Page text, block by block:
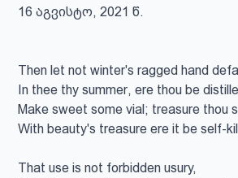
16 აგვისტო, 2021 წ.
Then let not winter's ragged hand
In thee thy summer, ere thou be
Make sweet some vial; treasure thou
With beauty's treasure ere it be self-
That use is not forbidden usury,